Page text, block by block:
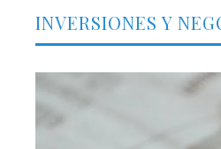
INVERSIONES Y